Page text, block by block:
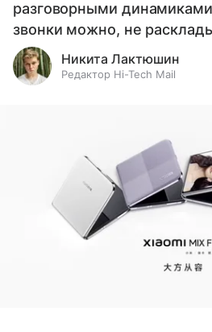
разговорными
звонки можно, не
Никита Лактюшин
Редактор Hi-Tech Mail